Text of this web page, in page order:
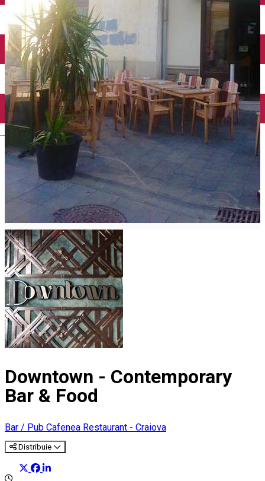
English
Închirieri auto
Închirieri biciclete
Taxi
Încărcare vehicule electrice
Downtown - Contemporary
Bar & Food
Bar / Pub Cafenea Restaurant - Craiova
Distribuie